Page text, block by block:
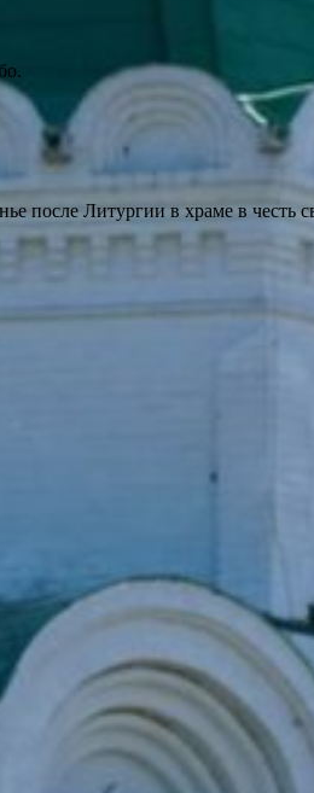
после Литургии в храме в честь